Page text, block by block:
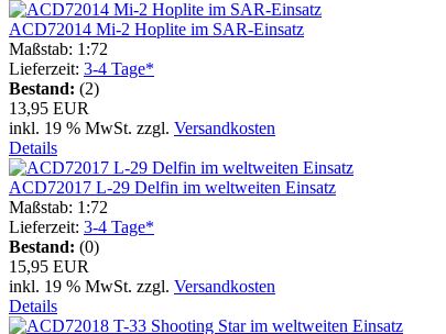
ACD72014 Mi-2 Hoplite im SAR-Einsatz
Maßstab: 1:72
Lieferzeit: 3-4 Tage*
Bestand: (2)
13,95 EUR
inkl. 19 % MwSt. zzgl. Versandkosten
Details
ACD72017 L-29 Delfin im weltweiten Einsatz
Maßstab: 1:72
Lieferzeit: 3-4 Tage*
Bestand: (0)
15,95 EUR
inkl. 19 % MwSt. zzgl. Versandkosten
Details